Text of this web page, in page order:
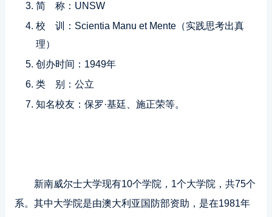
简 称：UNSW
校 训：Scientia Manu et Mente（实践思考出真
理）
创办时间：1949年
类 别：公立
知名校友：保罗·基廷、施正荣等。
新南威尔士大学现有10个学院，1个大学院，共75个
系。其中大学院是由澳大利亚国防部资助，是在1981年